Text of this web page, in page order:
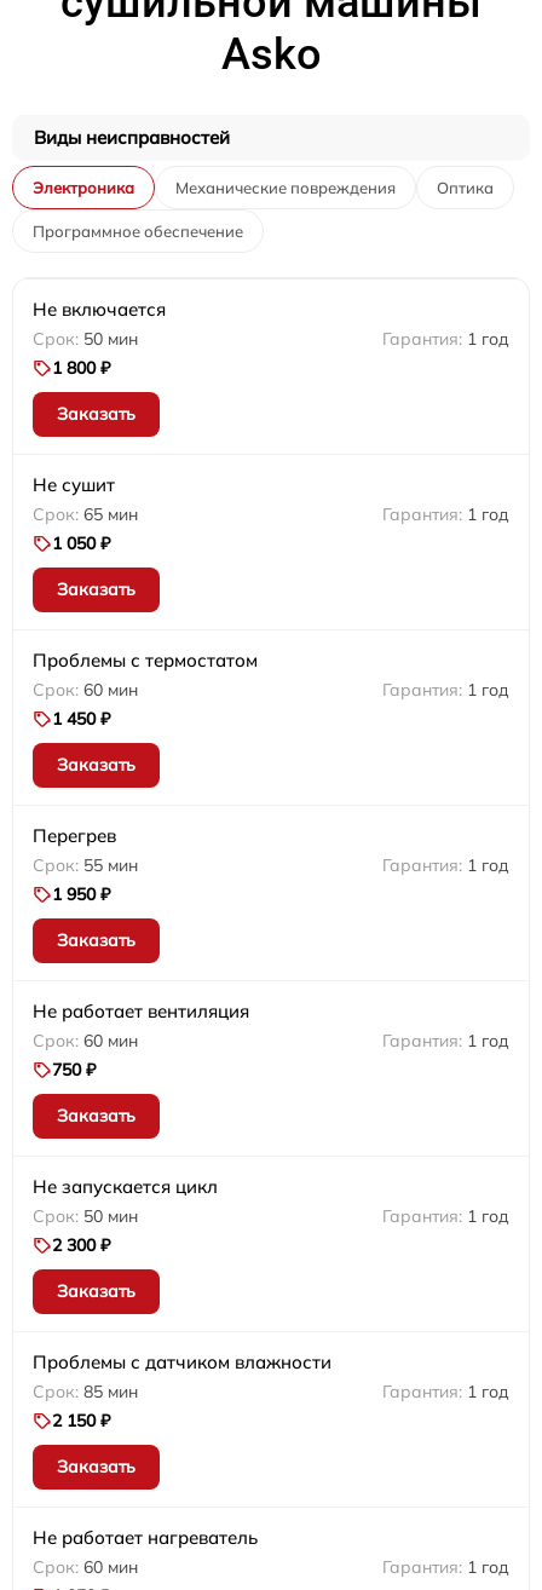
Asko
Виды неисправностей
Электроника Механические повреждения Оптика
Программное обеспечение
Не включается
50 мин
1 год
1 800 ₽
Заказать
Не сушит
65 мин
1 год
1 050 ₽
Заказать
Проблемы с термостатом
60 мин
1 год
1 450 ₽
Заказать
Перегрев
55 мин
1 год
1 950 ₽
Заказать
Не работает вентиляция
60 мин
1 год
750 ₽
Заказать
Не запускается цикл
50 мин
1 год
2 300 ₽
Заказать
Проблемы с датчиком влажности
85 мин
1 год
2 150 ₽
Заказать
Не работает нагреватель
60 мин
1 год